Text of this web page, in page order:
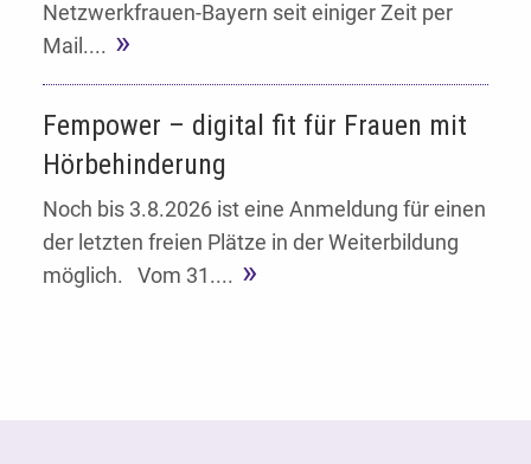
Netzwerkfrauen-Bayern seit einiger Zeit per
Mail....
Fempower – digital fit für Frauen mit
Hörbehinderung
Noch bis 3.8.2026 ist eine Anmeldung für einen
der letzten freien Plätze in der Weiterbildung
möglich. Vom 31....